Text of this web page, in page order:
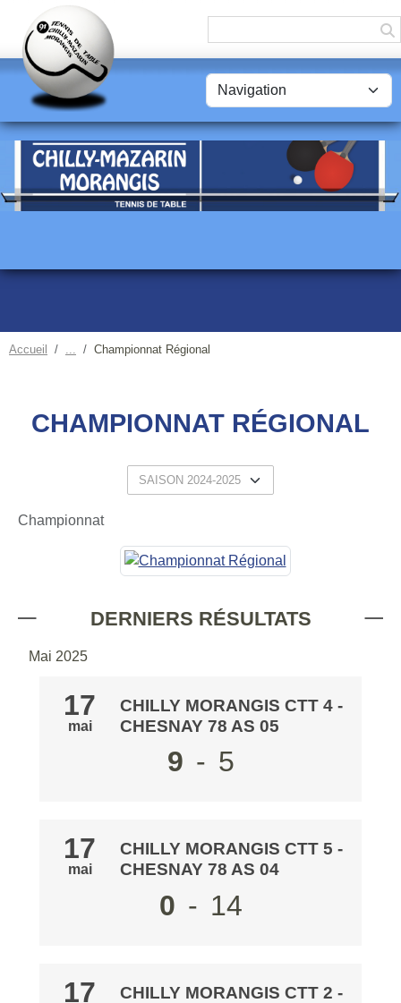
Accueil Championnat Régional
CHAMPIONNAT RÉGIONAL
Championnat
DERNIERS RÉSULTATS
Mai 2025
17
mai
CHILLY MORANGIS CTT 4 -
CHESNAY 78 AS 05
9 - 5
17
mai
CHILLY MORANGIS CTT 5 -
CHESNAY 78 AS 04
0 - 14
17 CHILLY MORANGIS CTT 2 -
Panneau de gestion des cookies